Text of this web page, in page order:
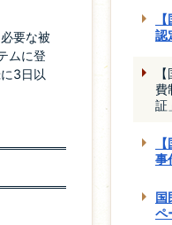
要な被
ムに登
3日以
認
費
証
事
国
ペ